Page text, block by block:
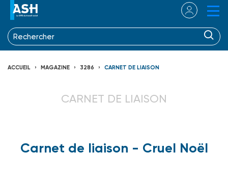
ACCUEIL MAGAZINE 3286 CARNET DE LIAISON
CARNET DE LIAISON
Carnet de liaison - Cruel Noël